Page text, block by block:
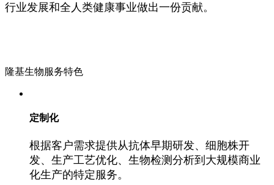
行业发展和全人类健康事业做出一份贡献。
隆基生物服务特色
定制化
根据客户需求提供从抗体早期研发、细胞株开
发、生产工艺优化、生物检测分析到大规模商业
化生产的特定服务。